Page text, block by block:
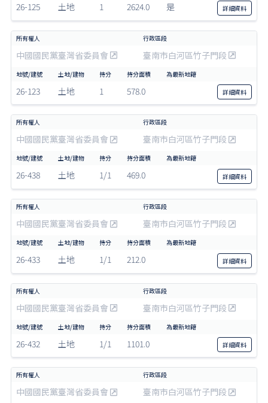
26-125 土地 1 2624.0 是 詳細資料
中國國民黨臺灣省委員會 臺南市白河區竹子門段
26-123 土地 1 578.0 詳細資料
中國國民黨臺灣省委員會 臺南市白河區竹子門段
26-438 土地 1/1 469.0 詳細資料
中國國民黨臺灣省委員會 臺南市白河區竹子門段
26-433 土地 1/1 212.0 詳細資料
中國國民黨臺灣省委員會 臺南市白河區竹子門段
26-432 土地 1/1 1101.0 詳細資料
中國國民黨臺灣省委員會 臺南市白河區竹子門段